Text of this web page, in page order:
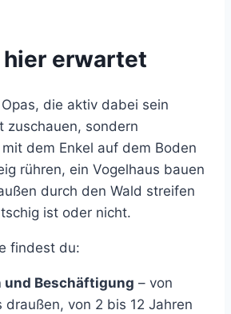
hier erwartet
die aktiv dabei sein
zuschauen, sondern
dem Enkel auf dem Boden
rühren, ein Vogelhaus bauen
durch den Wald streifen
ist oder nicht.
findest du:
und Beschäftigung – von
draußen, von 2 bis 12 Jahren